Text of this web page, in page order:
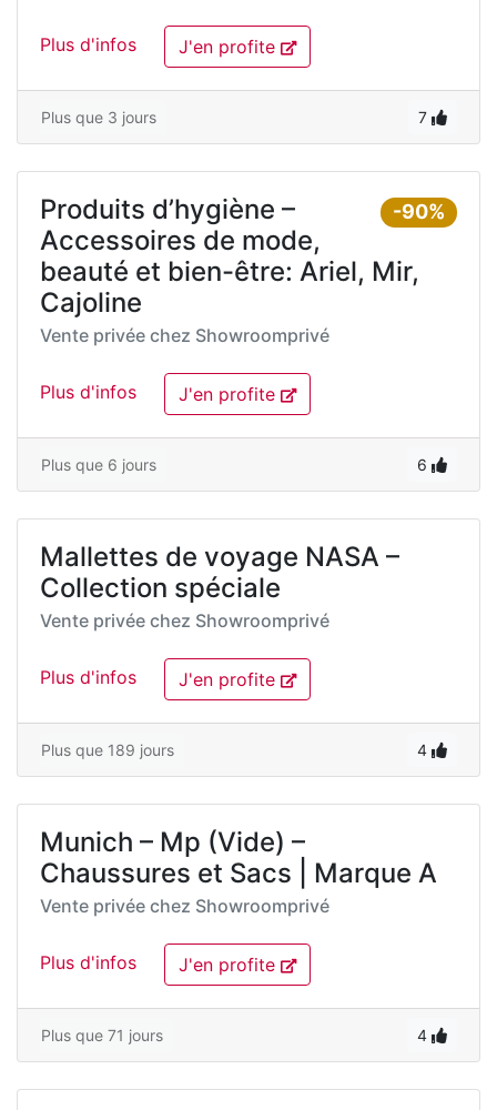
Plus d'infos J'en profite
Plus que 3 jours 7
-90%
Produits d’hygiène –
Accessoires de mode,
beauté et bien-être: Ariel, Mir,
Cajoline
Vente privée chez Showroomprivé
Plus d'infos J'en profite
Plus que 6 jours 6
Mallettes de voyage NASA –
Collection spéciale
Vente privée chez Showroomprivé
Plus d'infos J'en profite
Plus que 189 jours 4
Munich – Mp (Vide) –
Chaussures et Sacs | Marque A
Vente privée chez Showroomprivé
Plus d'infos J'en profite
Plus que 71 jours 4